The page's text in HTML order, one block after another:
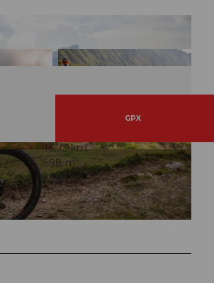
Entlebuch
Entlebuch © Maurin Bisig, UNESCO Biosphäre Entlebuch
GPX
16,73 km
598 m
1.594 m